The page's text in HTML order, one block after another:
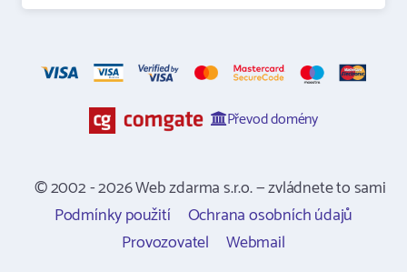
Převod domény
© 2002 - 2026 Web zdarma s.r.o. — zvládnete to sami
Podmínky použití
Ochrana osobních údajů
Provozovatel
Webmail